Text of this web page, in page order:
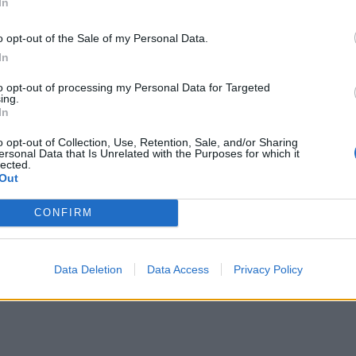
opt-out of the Sale of my Personal Data.
opt-out of processing my Personal Data for Targeted
opt-out of Collection, Use, Retention, Sale, and/or Sharing
Data that Is Unrelated with the Purposes for which it
CONFIRM
Data Deletion Data Access Privacy Policy
Βαθύλακκο
Μυστράς: 11 μήνες με αναστολή στον 55χρονο για την
Μυστράς: 11 μήνες με αναστολή
Μυστράς: 11 μήνες με αναστολή
«Greek Mafia» - Κατηγορείται και για τη δολοφονία
τους εκτελεστές της «Greek Mafia» - Κατηγορείται και
ΕΟΤ: Η Ελλάδα στις κορυφαίες
επιλογές των Ευρωπαίων
ταξιδιωτών